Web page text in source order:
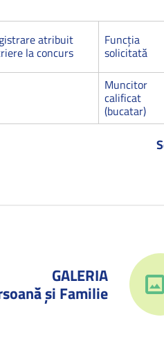
atribuit
la concurs
Funcţia
solicitată
Muncitor
calificat
(bucatar)
GALERIA
și Familie